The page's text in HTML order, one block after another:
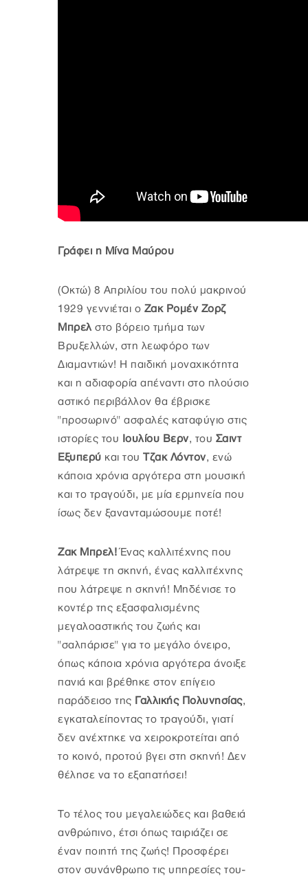
Γράφει η Μίνα Μαύρου
(Οκτώ) 8 Απριλίου του πολύ μακρινού
1929 γεννιέται ο Ζακ Ρομέν Ζορζ
Μπρελστο βόρειο τμήμα των
Βρυξελλών, στη λεωφόρο των
Διαμαντιών! Η παιδική μοναχικότητα
και η αδιαφορία απέναντι στο πλούσιο
αστικό περιβάλλον θα έβρισκε
"προσωρινό" ασφαλές καταφύγιο στις
ιστορίες του Ιουλίου Βερν, του Σαιντ
Εξυπερύ και του Τζακ Λόντον, ενώ
κάποια χρόνια αργότερα στη μουσική
και το τραγούδι, με μία ερμηνεία που
ίσως δεν ξανανταμώσουμε ποτέ!
Ζακ Μπρελ!Ένας καλλιτέχνης που
λάτρεψε τη σκηνή, ένας καλλιτέχνης
που λάτρεψε η σκηνή! Μηδένισε το
κοντέρ της εξασφαλισμένης
μεγαλοαστικής του ζωής και
"σαλπάρισε" για το μεγάλο όνειρο,
όπως κάποια χρόνια αργότερα άνοιξε
πανιά και βρέθηκε στον επίγειο
παράδεισο της Γαλλικής Πολυνησίας,
εγκαταλείποντας το τραγούδι, γιατί
δεν ανέχτηκε να χειροκροτείται από
το κοινό, προτού βγει στη σκηνή! Δεν
θέλησε να το εξαπατήσει!
Το τέλος του μεγαλειώδες και βαθειά
ανθρώπινο, έτσι όπως ταιριάζει σε
έναν ποιητή της ζωής! Προσφέρει
στον συνάνθρωπο τις υπηρεσίες του-